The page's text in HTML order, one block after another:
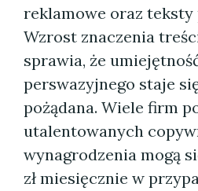
reklamowe oraz teksty
Wzrost znaczenia
sprawia, że
perswazyjnego staje
pożądana. Wiele firm
utalentowanych
wynagrodzenia mogą
zł miesięcznie w